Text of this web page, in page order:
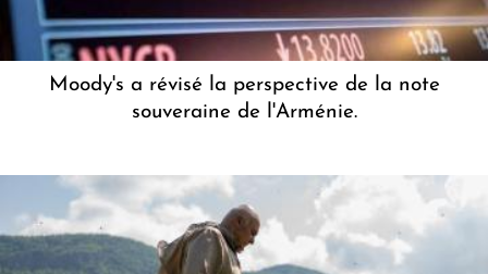
Moody's a révisé la perspective de la note
souveraine de l'Arménie.